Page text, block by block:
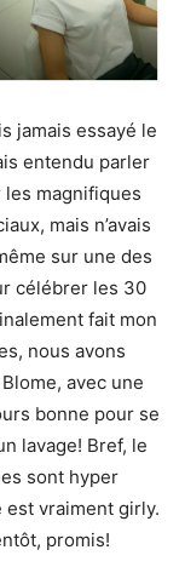
jamais essayé le
entendu parler
magnifiques
mais n’avais
sur une des
célébrer les 30
fait mon
nous avons
avec une
bonne pour se
lavage! Bref, le
sont hyper
est vraiment girly.
promis!